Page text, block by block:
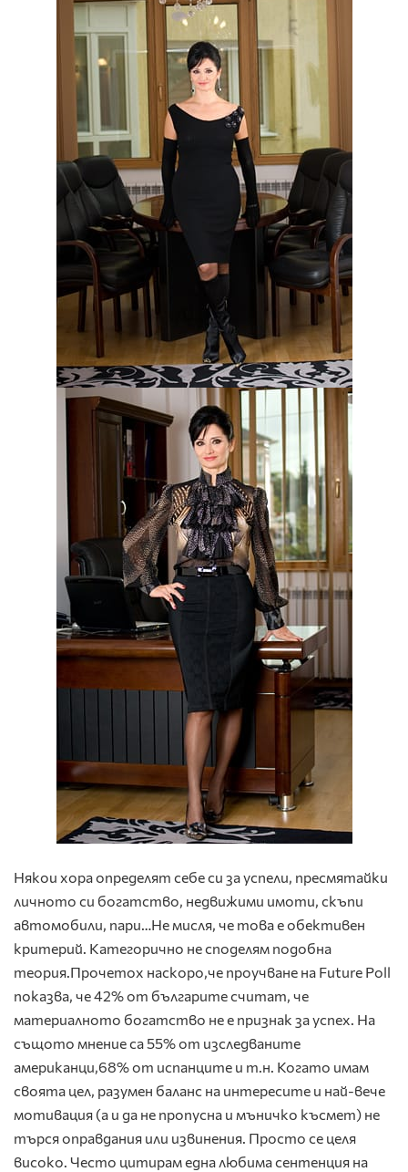
Някои хора определят себе си за успели, пресмятайки
личното си богатство, недвижими имоти, скъпи
автомобили, пари…Не мисля, че това е обективен
критерий. Категорично не споделям подобна
теория.Прочетох наскоро,че проучване на Future Poll
показва, че 42% от българите считат, че
материалното богатство не е признак за успех. На
същото мнение са 55% от изследваните
американци,68% от испанците и т.н. Когато имам
своята цел, разумен баланс на интересите и най-вече
мотивация (а и да не пропусна и мъничко късмет) не
търся оправдания или извинения. Просто се целя
високо. Често цитирам една любима сентенция на